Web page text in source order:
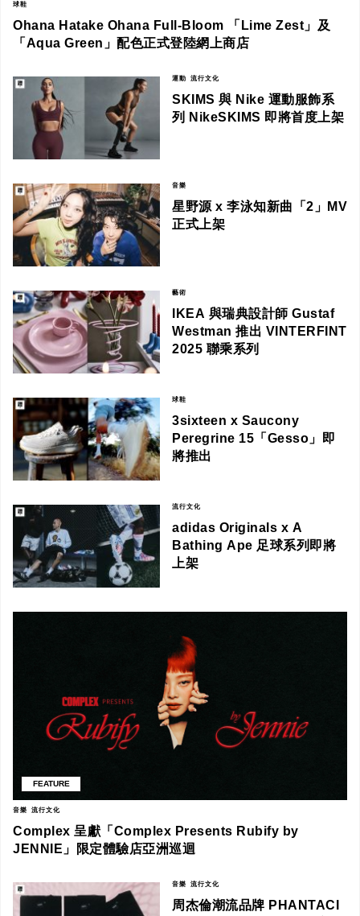
球鞋
Ohana Hatake Ohana Full-Bloom 「Lime Zest」及
「Aqua Green」配色正式登陸網上商店
運動 流行文化
SKIMS 與 Nike 運動服飾系
列 NikeSKIMS 即將首度上架
音樂
星野源 x 李泳知新曲「2」MV
正式上架
藝術
IKEA 與瑞典設計師 Gustaf
Westman 推出 VINTERFINT
2025 聯乘系列
球鞋
3sixteen x Saucony
Peregrine 15「Gesso」即
將推出
流行文化
adidas Originals x A
Bathing Ape 足球系列即將
上架
FEATURE
音樂 流行文化
Complex 呈獻「Complex Presents Rubify by
JENNIE」限定體驗店亞洲巡迴
音樂 流行文化
周杰倫潮流品牌 PHANTACI